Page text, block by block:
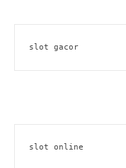
slot gacor
slot online